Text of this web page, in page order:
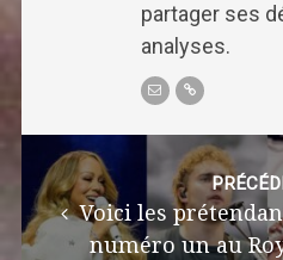
partager ses
analyses.
Post
navigation
Voici les
numéro un au